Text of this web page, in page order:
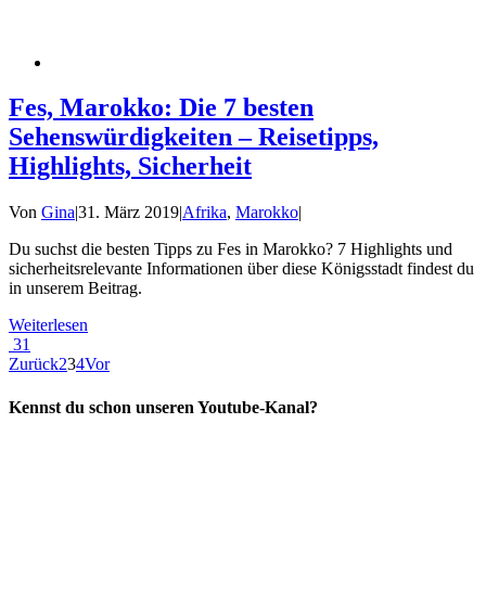
Fes, Marokko: Die 7 besten
Sehenswürdigkeiten – Reisetipps,
Highlights, Sicherheit
Von Gina|31. März 2019|Afrika, Marokko|
Du suchst die besten Tipps zu Fes in Marokko? 7 Highlights und
sicherheitsrelevante Informationen über diese Königsstadt findest du
in unserem Beitrag.
Weiterlesen
31
Zurück234Vor
Kennst du schon unseren Youtube-Kanal?